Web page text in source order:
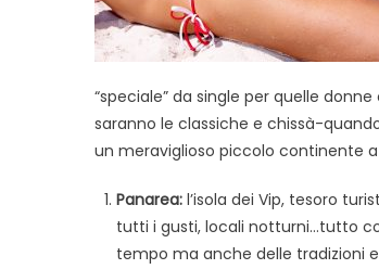
“speciale” da single per quelle
saranno le classiche e chissà-
un meraviglioso piccolo continente
Panarea: l’isola dei Vip, tesoro
tutti i gusti, locali notturni…tutto
tempo ma anche delle tradizioni